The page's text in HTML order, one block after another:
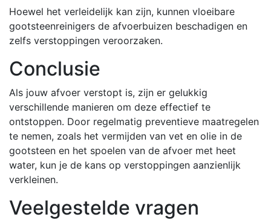
Hoewel het verleidelijk kan zijn, kunnen vloeibare
gootsteenreinigers de afvoerbuizen beschadigen en
zelfs verstoppingen veroorzaken.
Conclusie
Als jouw afvoer verstopt is, zijn er gelukkig
verschillende manieren om deze effectief te
ontstoppen. Door regelmatig preventieve maatregelen
te nemen, zoals het vermijden van vet en olie in de
gootsteen en het spoelen van de afvoer met heet
water, kun je de kans op verstoppingen aanzienlijk
verkleinen.
Veelgestelde vragen